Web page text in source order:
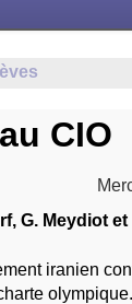
CIO
G. Meydiot
iranien
olympique.